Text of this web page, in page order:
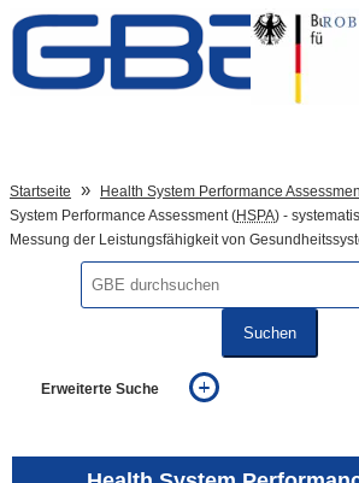
Zum Inhalt
Sprachumschaltung
Startseite Health System Performance
System Performance Assessment (HSPA) -
Messung der Leistungsfähigkeit von
Suchen
Erweiterte Suche